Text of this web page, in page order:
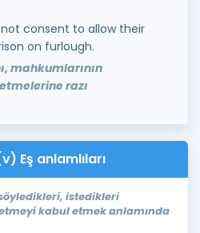
consent to allow their
on furlough.
mahkumlarının
razı
Eş anlamlıları
istedikleri
kabul etmek anlamında